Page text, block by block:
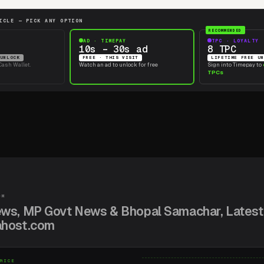
NEWSINDIAHOST.COM
UNLOCK THIS ARTICLE — PICK ANY OPTION
CASH · CARD
—
Pay with TimePay Cash Wallet.
AD · TIMEPAY
10s –
FREE · THIS
Watch an ad to
क्रिकेट प्रीमियर लीग का रोमांच
क्रिकेट प्रीमियर लीग का रोमांच